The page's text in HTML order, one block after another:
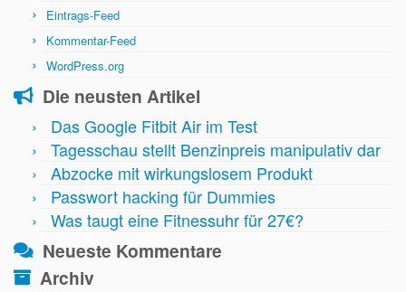
Eintrags-Feed
Kommentar-Feed
WordPress.org
Die neusten Artikel
Das Google Fitbit Air im Test
Tagesschau stellt Benzinpreis manipulativ dar
Abzocke mit wirkungslosem Produkt
Passwort hacking für Dummies
Was taugt eine Fitnessuhr für 27€?
Neueste Kommentare
Archiv